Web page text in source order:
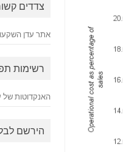
צדדים
אתר עדן
רשימות
האנקדוטות של
הירשם